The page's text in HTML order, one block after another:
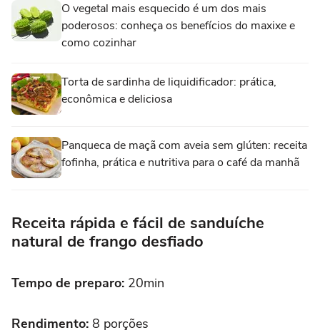
O vegetal mais esquecido é um dos mais
poderosos: conheça os benefícios do maxixe e
como cozinhar
Torta de sardinha de liquidificador: prática,
econômica e deliciosa
Panqueca de maçã com aveia sem glúten: receita
fofinha, prática e nutritiva para o café da manhã
Receita rápida e fácil de sanduíche
natural de frango desfiado
Tempo de preparo: 20min
Rendimento: 8 porções